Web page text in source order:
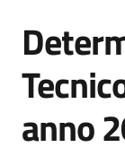
anno